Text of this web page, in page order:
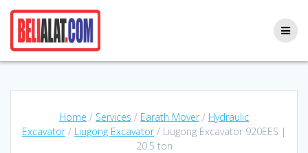
Home / Services / Earath Mover/ Hydraulic
Excavator/ Liugong Excavator/ Liugong Excavator 920EES |
20.5 ton